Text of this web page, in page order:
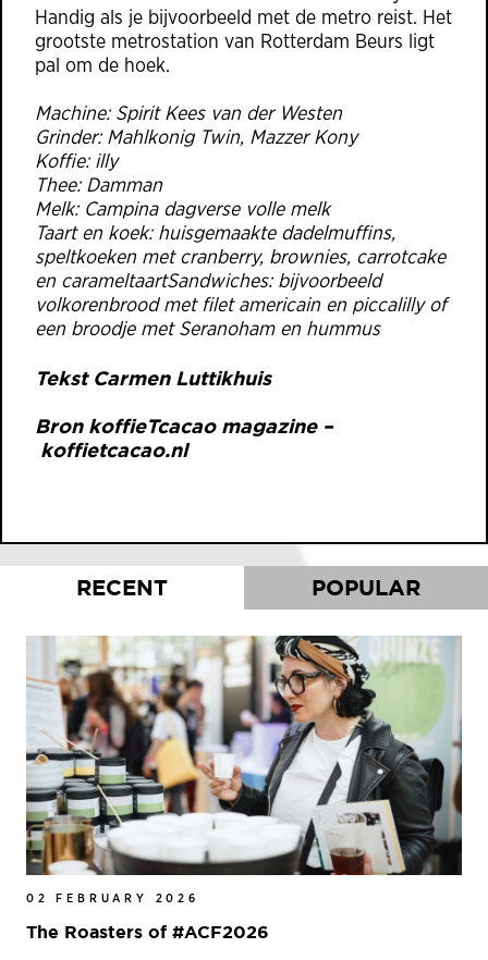
Handig als je bijvoorbeeld met de metro reist. Het
grootste metrostation van Rotterdam Beurs ligt
pal om de hoek.
Machine: Spirit Kees van der Westen
Grinder: Mahlkonig Twin, Mazzer Kony
Koffie: illy
Thee: Damman
Melk: Campina dagverse volle melk
Taart en koek: huisgemaakte dadelmuffins,
speltkoeken met cranberry, brownies, carrotcake
en carameltaartSandwiches: bijvoorbeeld
volkorenbrood met filet americain en piccalilly of
een broodje met Seranoham en hummus
Tekst Carmen Luttikhuis
Bron koffieTcacao magazine –
koffietcacao.nl
RECENT POPULAR
02 FEBRUARY 2026
The Roasters of #ACF2026